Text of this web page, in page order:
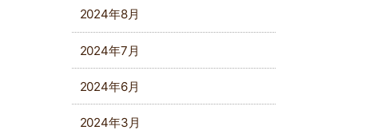
2024年8月
2024年7月
2024年6月
2024年3月